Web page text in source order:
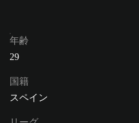
年齢
29
国籍
スペイン